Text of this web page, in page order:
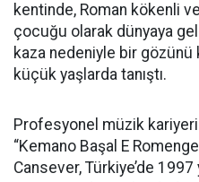
kentinde, Roman kökenli
çocuğu olarak dünyaya
kaza nedeniyle bir gözünü
küçük yaşlarda tanıştı.
Profesyonel müzik
“Kemano Başal E
Cansever, Türkiye’de 1997